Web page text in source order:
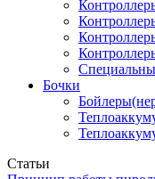
Бочки
Статьи